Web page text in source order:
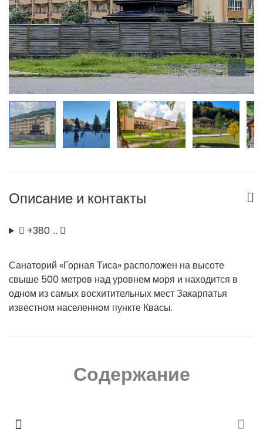
Описание и контакты
+380 …
Санаторий «Горная Тиса» расположен на высоте
свыше 500 метров над уровнем моря и находится в
одном из самых восхитительных мест Закарпатья
известном населенном пункте Квасы.
Содержание